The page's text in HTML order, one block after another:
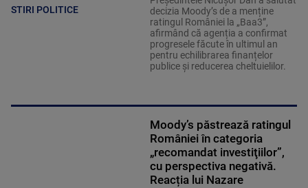
STIRI POLITICE
decizia Moody’s de a menține
ratingul României la „Baa3”,
afirmând că agenția a confirmat
progresele făcute în ultimul an
pentru echilibrarea finanțelor
publice și reducerea cheltuielilor.
Moody’s păstrează ratingul
României în categoria
„recomandat investiţiilor”,
cu perspectiva negativă.
Reacția lui Nazare